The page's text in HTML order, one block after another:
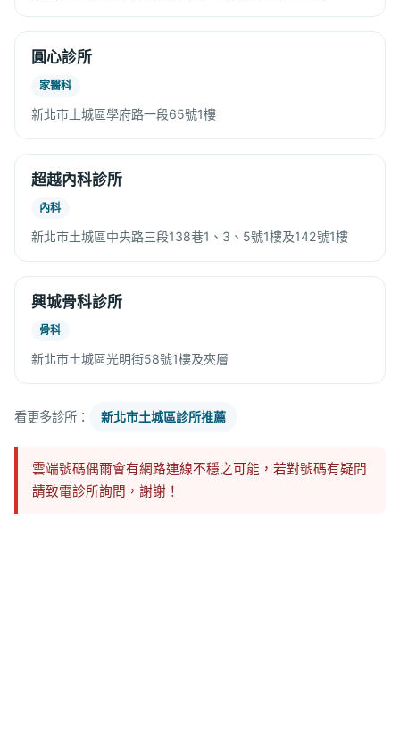
圓心診所
家醫科
新北市土城區學府路一段65號1樓
超越內科診所
內科
新北市土城區中央路三段138巷1、3、5號1樓及142號1樓
興城骨科診所
骨科
新北市土城區光明街58號1樓及夾層
看更多診所： 新北市土城區診所推薦
雲端號碼偶爾會有網路連線不穩之可能，若對號碼有疑問
請致電診所詢問，謝謝！